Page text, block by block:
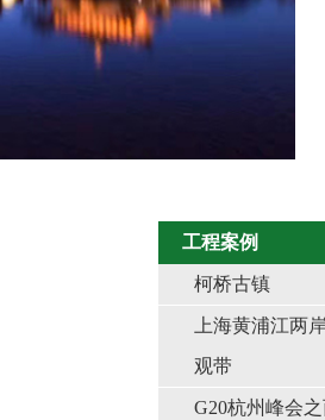
工程案例
柯桥古镇
上海黄浦江两
观带
G20杭州峰会